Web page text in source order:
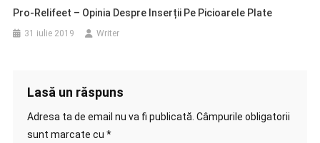
Pro-Relifeet – Opinia Despre Inserții Pe Picioarele Plate
31 iulie 2019 Writer
Lasă un răspuns
Adresa ta de email nu va fi publicată. Câmpurile obligatorii
sunt marcate cu *